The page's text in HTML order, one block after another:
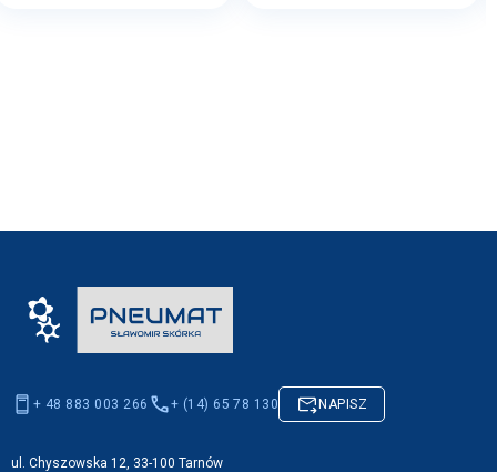
+ 48 883 003 266 + (14) 65 78 130 NAPISZ
ul. Chyszowska 12, 33-100 Tarnów